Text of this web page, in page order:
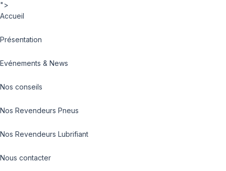
">
Accueil
Présentation
Evénements & News
Nos conseils
Nos Revendeurs Pneus
Nos Revendeurs Lubrifiant
Nous contacter